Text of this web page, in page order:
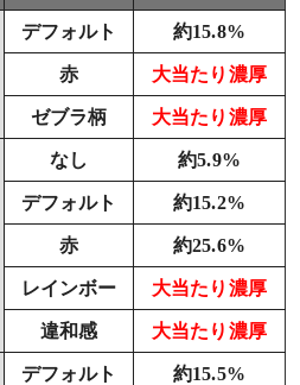
デフォルト 約15.8%
赤 大当たり濃厚
ゼブラ柄 大当たり濃厚
なし 約5.9%
デフォルト 約15.2%
赤 約25.6%
レインボー 大当たり濃厚
違和感 大当たり濃厚
デフォルト 約15.5%